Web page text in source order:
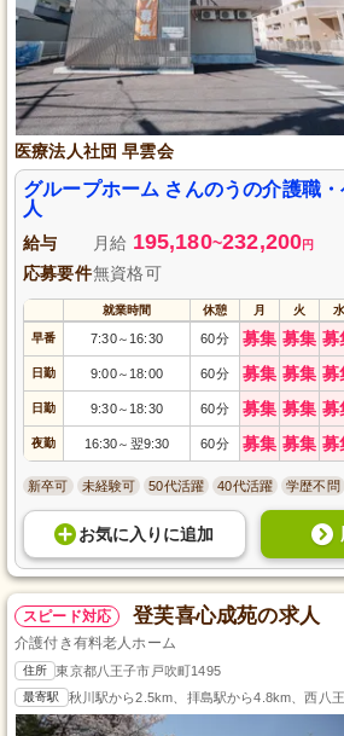
医療法人社団 早雲会
グループホーム さんのうの介護職
人
給与 月給 195,180~232,200円
応募要件無資格可
就業時間 休憩 月 火 水
早番 7:30～ 16:30 60分 募集 募集 募
日勤 9:00～ 18:00 60分 募集 募集 募
日勤 9:30～ 18:30 60分 募集 募集 募
夜勤 16:30～ 翌9:30 60分 募集 募集 募
新卒可 未経験可 50代活躍 40代活躍 学歴不問
お気に入り に追加
スピード対応 登芙喜心成苑の求人
介護付き有料老人ホーム
住所 東京都八王子市戸吹町1495
最寄駅 秋川駅から2.5km、拝島駅から4.8km、西八